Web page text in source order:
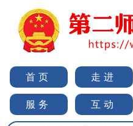
首页 走进
服务 互动